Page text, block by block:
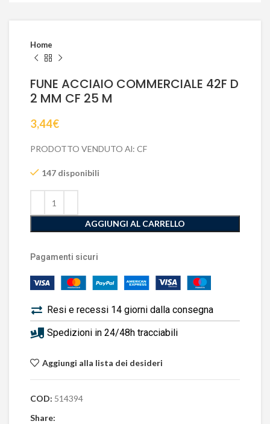
Home
FUNE ACCIAIO COMMERCIALE 42F D
2 MM CF 25 M
3,44€
PRODOTTO VENDUTO Al: CF
147 disponibili
AGGIUNGI AL CARRELLO
Pagamenti sicuri
Resi e recessi 14 giorni dalla consegna
Spedizioni in 24/48h tracciabili
Aggiungi alla lista dei desideri
COD: 514394
Share: